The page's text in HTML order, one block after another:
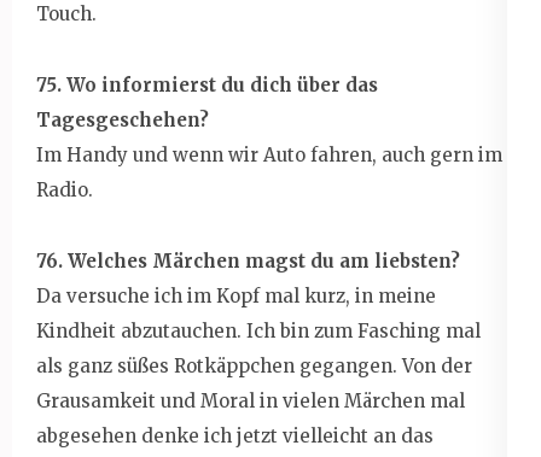
Touch.
75. Wo informierst du dich über das
Tagesgeschehen?
Im Handy und wenn wir Auto fahren, auch gern im
Radio.
76. Welches Märchen magst du am liebsten?
Da versuche ich im Kopf mal kurz, in meine
Kindheit abzutauchen. Ich bin zum Fasching mal
als ganz süßes Rotkäppchen gegangen. Von der
Grausamkeit und Moral in vielen Märchen mal
abgesehen denke ich jetzt vielleicht an das